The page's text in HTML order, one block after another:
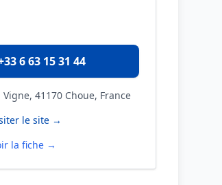
6 63 15 31 44
Vigne, 41170 Choue, France
le site →
la fiche →